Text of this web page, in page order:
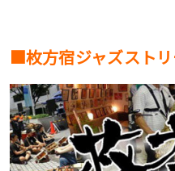
■枚方宿ジャズスト